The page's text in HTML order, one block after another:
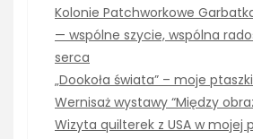
Kolonie Patchworkowe
— wspólne szycie, wspólna
serca
„Dookoła świata” – moje
Wernisaż wystawy “Między
Wizyta quilterek z USA w mojej